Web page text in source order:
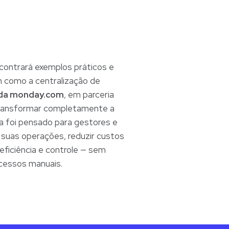
exemplos práticos e
a centralização de
monday.com, em parceria
completamente a
foi pensado para gestores e
operações, reduzir custos
e controle — sem
manuais.